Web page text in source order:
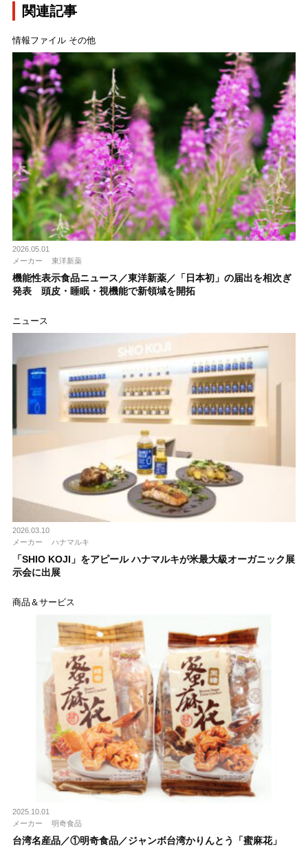
関連記事
情報ファイル その他
2026.05.01
メーカー
東洋新薬
機能性表示食品ニュース／東洋新薬／「日本初」の届出を相次ぎ
発表 頭皮・睡眠・視機能で新領域を開拓
ニュース
2026.03.10
メーカー
ハナマルキ
「SHIO KOJI」をアピール ハナマルキが米最大級オーガニック展
示会に出展
商品＆サービス
2025.10.01
メーカー
明奇食品
台湾名産品／①明奇食品／ジャンボ台湾かりんとう「蜜麻花」